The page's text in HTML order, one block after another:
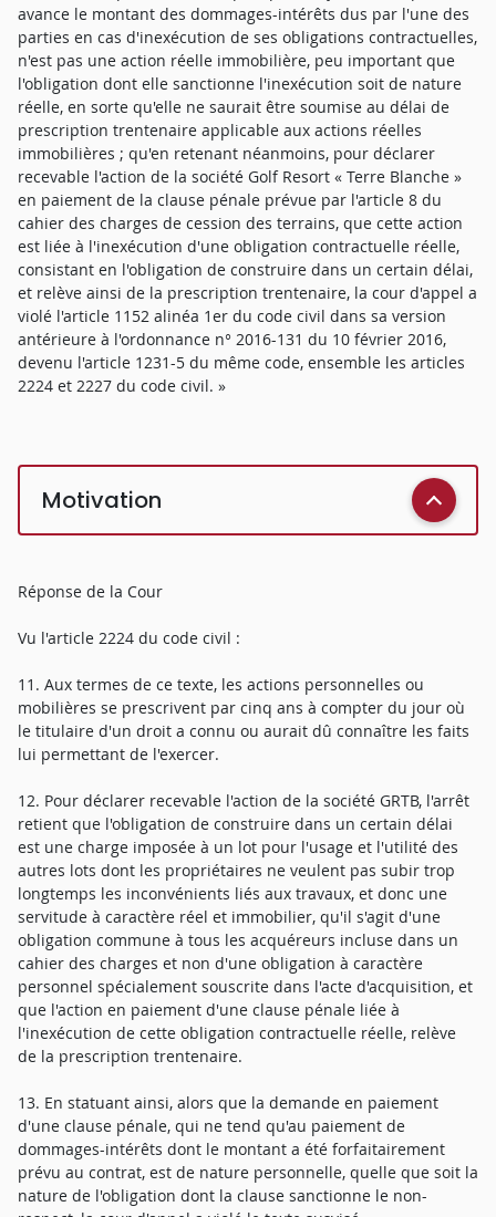
avance le montant des dommages-intérêts dus par l'une des
parties en cas d'inexécution de ses obligations contractuelles,
n'est pas une action réelle immobilière, peu important que
l'obligation dont elle sanctionne l'inexécution soit de nature
réelle, en sorte qu'elle ne saurait être soumise au délai de
prescription trentenaire applicable aux actions réelles
immobilières ; qu'en retenant néanmoins, pour déclarer
recevable l'action de la société Golf Resort « Terre Blanche »
en paiement de la clause pénale prévue par l'article 8 du
cahier des charges de cession des terrains, que cette action
est liée à l'inexécution d'une obligation contractuelle réelle,
consistant en l'obligation de construire dans un certain délai,
et relève ainsi de la prescription trentenaire, la cour d'appel a
violé l'article 1152 alinéa 1er du code civil dans sa version
antérieure à l'ordonnance n° 2016-131 du 10 février 2016,
devenu l'article 1231-5 du même code, ensemble les articles
2224 et 2227 du code civil. »
Motivation
Réponse de la Cour
Vu l'article 2224 du code civil :
11. Aux termes de ce texte, les actions personnelles ou
mobilières se prescrivent par cinq ans à compter du jour où
le titulaire d'un droit a connu ou aurait dû connaître les faits
lui permettant de l'exercer.
12. Pour déclarer recevable l'action de la société GRTB, l'arrêt
retient que l'obligation de construire dans un certain délai
est une charge imposée à un lot pour l'usage et l'utilité des
autres lots dont les propriétaires ne veulent pas subir trop
longtemps les inconvénients liés aux travaux, et donc une
servitude à caractère réel et immobilier, qu'il s'agit d'une
obligation commune à tous les acquéreurs incluse dans un
cahier des charges et non d'une obligation à caractère
personnel spécialement souscrite dans l'acte d'acquisition, et
que l'action en paiement d'une clause pénale liée à
l'inexécution de cette obligation contractuelle réelle, relève
de la prescription trentenaire.
13. En statuant ainsi, alors que la demande en paiement
d'une clause pénale, qui ne tend qu'au paiement de
dommages-intérêts dont le montant a été forfaitairement
prévu au contrat, est de nature personnelle, quelle que soit la
nature de l'obligation dont la clause sanctionne le non-